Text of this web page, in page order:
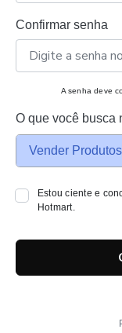
Confirmar senha
A senha deve
O que você busca
Vender Produtos
Estou ciente e
Hotmart.